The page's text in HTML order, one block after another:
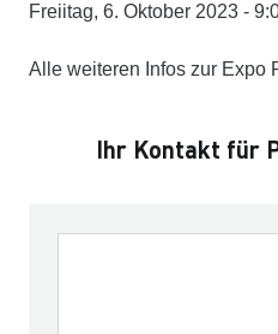
Freiitag, 6. Oktober 2023 -
Alle weiteren Infos zur Expo
Ihr Kontakt für